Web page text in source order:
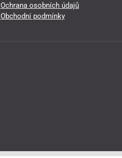
Ochrana osobních údajů
Obchodní podmínky